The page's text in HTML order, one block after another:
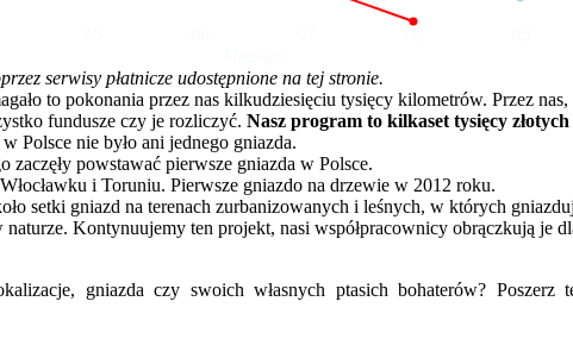
serwisy płatnicze udostępnione na tej stronie.
to pokonania przez nas kilkudziesięciu tysięcy kilometrów. Przez
fundusze czy je rozliczyć. Nasz program to kilkaset tysięcy
Polsce nie było ani jednego gniazda.
powstawać pierwsze gniazda w Polsce.
i Toruniu. Pierwsze gniazdo na drzewie w 2012 roku.
setki gniazd na terenach zurbanizowanych i leśnych, w których
Kontynuujemy ten projekt, nasi współpracownicy obrączkują
gniazda czy swoich własnych ptasich bohaterów?